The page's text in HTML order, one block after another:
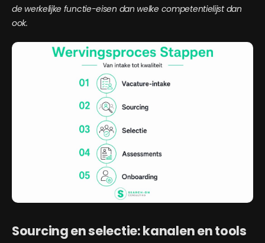
de werkelijke functie-eisen dan welke competentielijst dan
ook.
Sourcing en selectie: kanalen en tools